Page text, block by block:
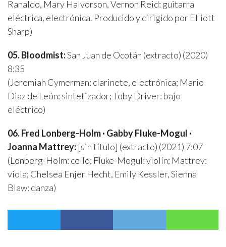
Ranaldo, Mary Halvorson, Vernon Reid: guitarra
eléctrica, electrónica. Producido y dirigido por Elliott
Sharp)
05. Bloodmist:San Juan de Ocotán (extracto) (2020)
8:35
(Jeremiah Cymerman: clarinete, electrónica; Mario
Diaz de León: sintetizador; Toby Driver: bajo
eléctrico)
06. Fred Lonberg-Holm · Gabby Fluke-Mogul ·
Joanna Mattrey: [sin título] (extracto) (2021) 7:07
(Lonberg-Holm: cello; Fluke-Mogul: violín; Mattrey:
viola; Chelsea Enjer Hecht, Emily Kessler, Sienna
Blaw: danza)